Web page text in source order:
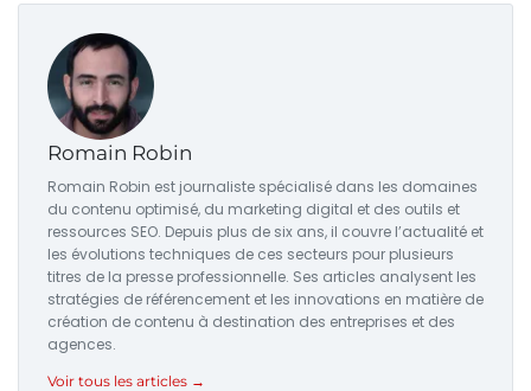
Romain Robin
Romain Robin est journaliste spécialisé dans les domaines
du contenu optimisé, du marketing digital et des outils et
ressources SEO. Depuis plus de six ans, il couvre l’actualité et
les évolutions techniques de ces secteurs pour plusieurs
titres de la presse professionnelle. Ses articles analysent les
stratégies de référencement et les innovations en matière de
création de contenu à destination des entreprises et des
agences.
Voir tous les articles →